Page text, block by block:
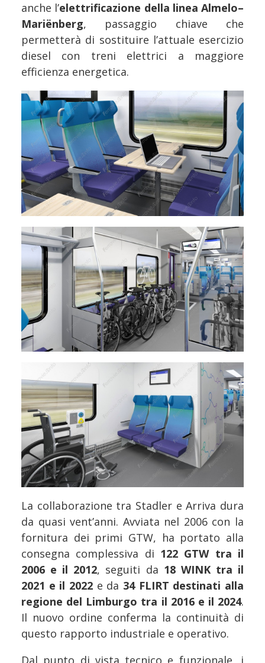
anche l’elettrificazione della linea Almelo–
Mariënberg, passaggio chiave che
permetterà di sostituire l’attuale esercizio
diesel con treni elettrici a maggiore
efficienza energetica.
La collaborazione tra Stadler e Arriva dura
da quasi vent’anni. Avviata nel 2006 con la
fornitura dei primi GTW, ha portato alla
consegna complessiva di 122 GTW tra il
2006 e il 2012, seguiti da 18 WINK tra il
2021 e il 2022 e da 34 FLIRT destinati alla
regione del Limburgo tra il 2016 e il 2024.
Il nuovo ordine conferma la continuità di
questo rapporto industriale e operativo.
Dal punto di vista tecnico e funzionale, i